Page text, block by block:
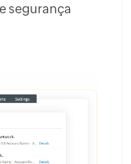
segurança